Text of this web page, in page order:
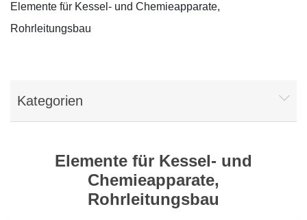
Elemente für Kessel- und Chemieapparate,
Rohrleitungsbau
Kategorien
Elemente für Kessel- und
Chemieapparate,
Rohrleitungsbau